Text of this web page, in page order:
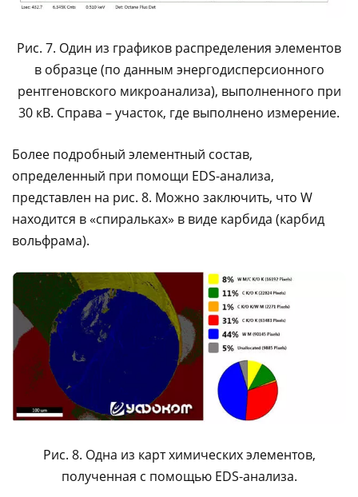
Рис. 7. Один из графиков распределения элементов
в образце (по данным энергодисперсионного
рентгеновского микроанализа), выполненного при
30 кВ. Справа – участок, где выполнено измерение.
Более подробный элементный состав,
определенный при помощи EDS-анализа,
представлен на рис. 8. Можно заключить, что W
находится в «спиральках» в виде карбида (карбид
вольфрама).
Рис. 8. Одна из карт химических элементов,
полученная с помощью EDS-анализа.